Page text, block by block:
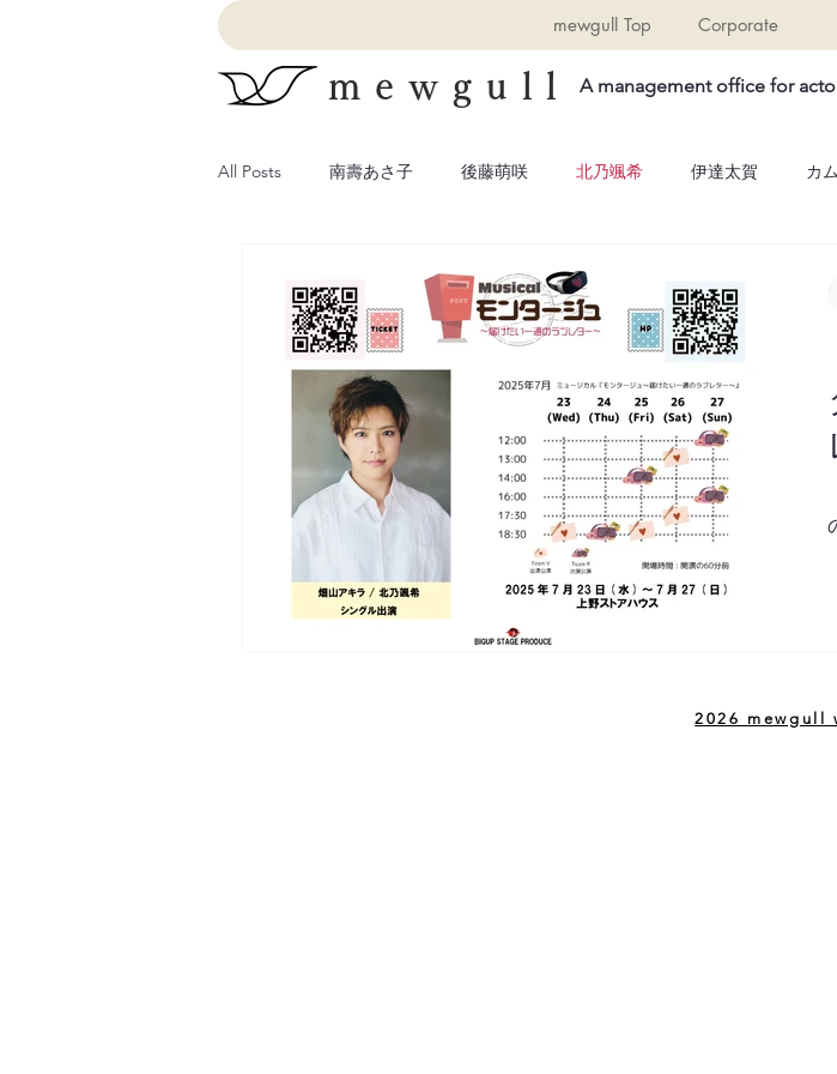
mewgull Top Corporate
mewgull A management office for
All Posts 南壽あさ子 後藤萌咲 北乃颯希 伊達太賀 カ
2026 mewgull